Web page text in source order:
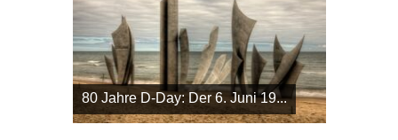
80 Jahre D-Day: Der 6. Juni 19...